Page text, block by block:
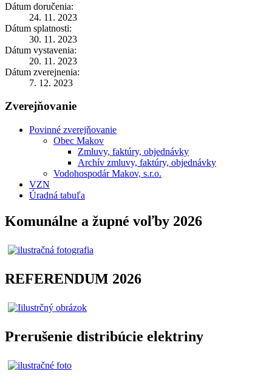
Dátum doručenia:
24. 11. 2023
Dátum splatnosti:
30. 11. 2023
Dátum vystavenia:
20. 11. 2023
Dátum zverejnenia:
7. 12. 2023
Zverejňovanie
Povinné zverejňovanie
Obec Makov
Zmluvy, faktúry, objednávky
Archív zmluvy, faktúry, objednávky
Vodohospodár Makov, s.r.o.
VZN
Úradná tabuľa
Komunálne a župné voľby 2026
REFERENDUM 2026
Prerušenie distribúcie elektriny